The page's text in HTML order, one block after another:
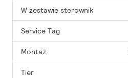
W zestawie sterownik
Service Tag
Montaż
Tier